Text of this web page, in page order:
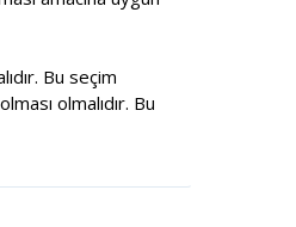
Bu seçim
olmalıdır. Bu